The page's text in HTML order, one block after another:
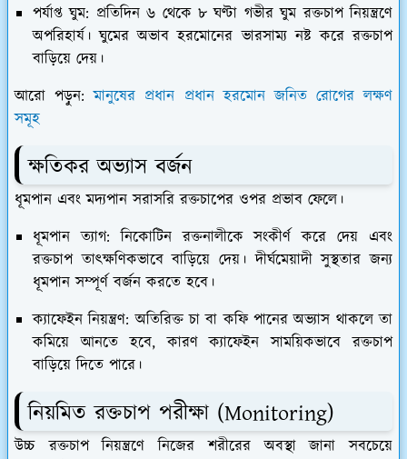
পর্যাপ্ত ঘুম: প্রতিদিন ৬ থেকে ৮ ঘণ্টা গভীর ঘুম রক্তচাপ নিয়ন্ত্রণে
অপরিহার্য। ঘুমের অভাব হরমোনের ভারসাম্য নষ্ট করে রক্তচাপ
বাড়িয়ে দেয়।
আরো পড়ুন:মানুষের প্রধান প্রধান হরমোন জনিত রোগের লক্ষণ
সমূহ
ক্ষতিকর অভ্যাস বর্জন
​ধূমপান এবং মদ্যপান সরাসরি রক্তচাপের ওপর প্রভাব ফেলে।
ধূমপান ত্যাগ: নিকোটিন রক্তনালীকে সংকীর্ণ করে দেয় এবং
রক্তচাপ তাৎক্ষণিকভাবে বাড়িয়ে দেয়। দীর্ঘমেয়াদী সুস্থতার জন্য
ধূমপান সম্পূর্ণ বর্জন করতে হবে।
ক্যাফেইন নিয়ন্ত্রণ: অতিরিক্ত চা বা কফি পানের অভ্যাস থাকলে তা
কমিয়ে আনতে হবে, কারণ ক্যাফেইন সাময়িকভাবে রক্তচাপ
বাড়িয়ে দিতে পারে।
​নিয়মিত রক্তচাপ পরীক্ষা (Monitoring)
​উচ্চ রক্তচাপ নিয়ন্ত্রণে নিজের শরীরের অবস্থা জানা সবচেয়ে